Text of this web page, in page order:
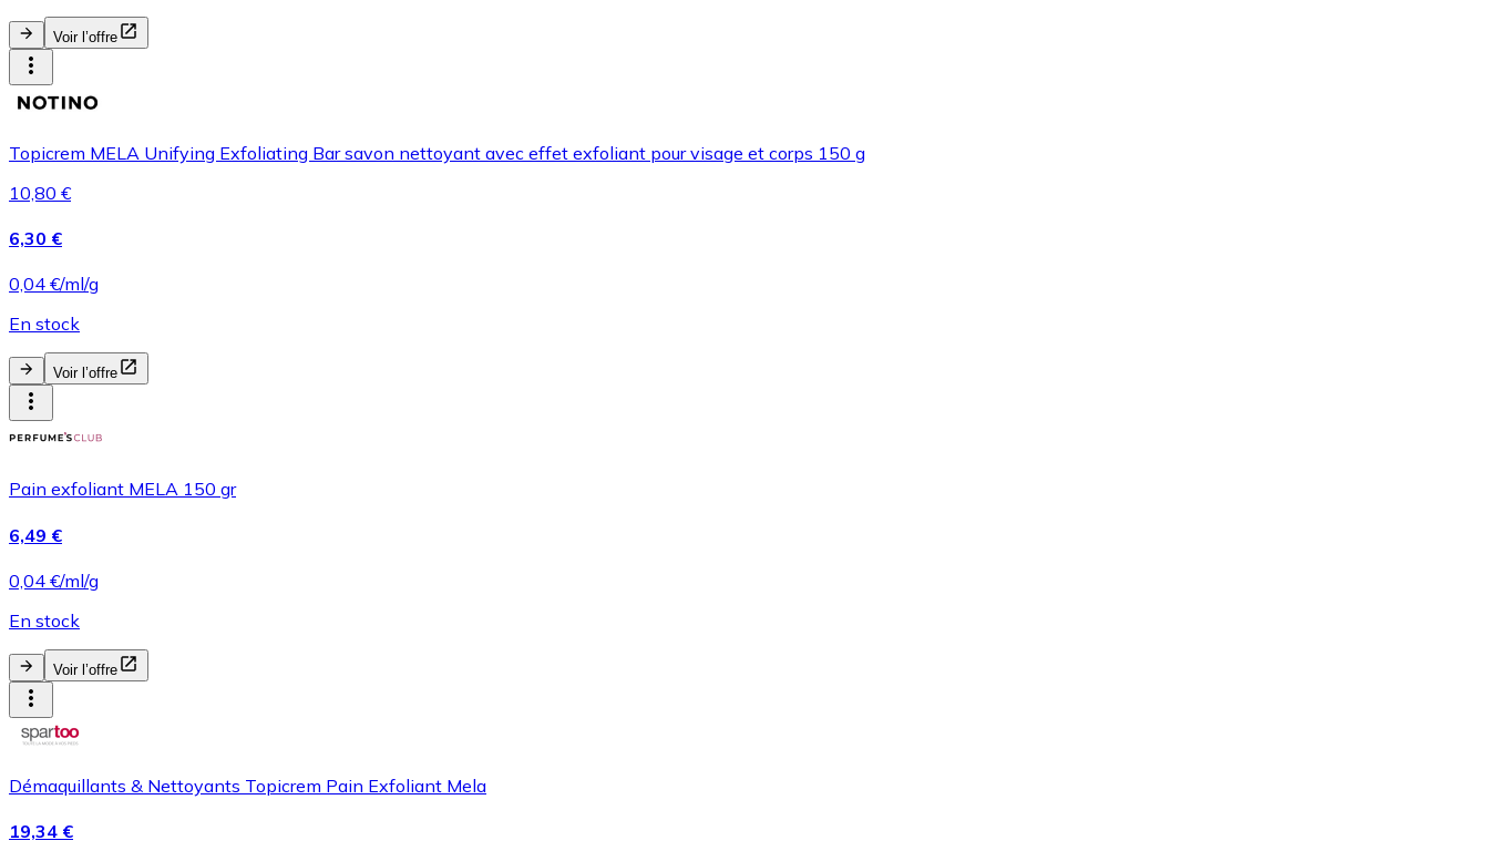
Voir l’offre
Topicrem MELA Unifying Exfoliating Bar savon nettoyant avec effet exfoliant pour visage et corps 150 g
10,80 €
6,30 €
0,04 €/ml/g
En stock
Voir l’offre
Pain exfoliant MELA 150 gr
6,49 €
0,04 €/ml/g
En stock
Voir l’offre
Démaquillants & Nettoyants Topicrem Pain Exfoliant Mela
19,34 €